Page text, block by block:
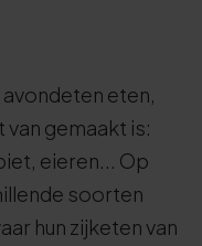
eten,
gemaakt is:
eieren... Op
soorten
hun zijketen van